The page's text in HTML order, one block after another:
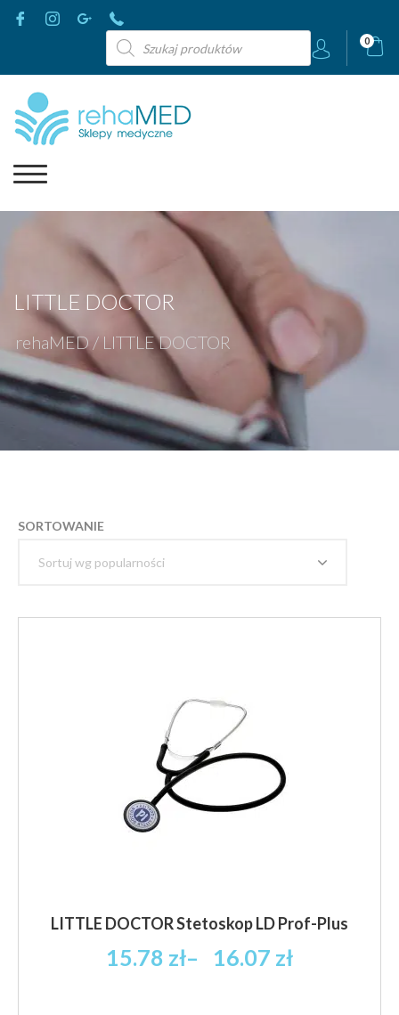
Wyszukiwarka
produktów
0
LITTLE DOCTOR
rehaMED / LITTLE DOCTOR
SORTOWANIE
LITTLE DOCTOR Stetoskop LD Prof-Plus
15.78 zł– 16.07 zł
Zakres